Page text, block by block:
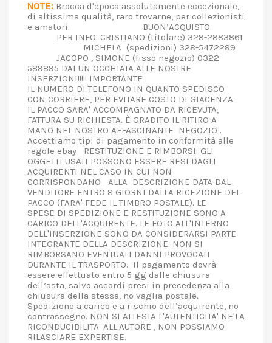
NOTE: Brocca d'epoca assolutamente eccezionale,
di altissima qualità, raro trovarne, per collezionisti
e amatori. BUON’ACQUISTO
PER INFO: CRISTIANO (titolare) 328-2883861
MICHELA (spedizioni) 328-5472289
JACOPO , SIMONE (fisso negozio) 0322-
589895 DAI UN OCCHIATA ALLE NOSTRE
INSERZIONI!!!!! IMPORTANTE
IL NUMERO DI TELEFONO IN QUANTO SPEDISCO
CON CORRIERE, PER EVITARE COSTO DI GIACENZA.
IL PACCO SARA' ACCOMPAGNATO DA RICEVUTA,
FATTURA SU RICHIESTA. È GRADITO IL RITIRO A
MANO NEL NOSTRO AFFASCINANTE NEGOZIO .
Accettiamo tipi di pagamento in conformità alle
regole ebay RESTITUZIONE E RIMBORSI: GLI
OGGETTI USATI POSSONO ESSERE RESI DAGLI
ACQUIRENTI NEL CASO IN CUI NON
CORRISPONDANO ALLA DESCRIZIONE DATA DAL
VENDITORE ENTRO 8 GIORNI DALLA RICEZIONE DEL
PACCO (FARA' FEDE IL TIMBRO POSTALE). LE
SPESE DI SPEDIZIONE E RESTITUZIONE SONO A
CARICO DELL'ACQUIRENTE. LE FOTO ALL'INTERNO
DELL'INSERZIONE SONO DA CONSIDERARSI PARTE
INTEGRANTE DELLA DESCRIZIONE. NON SI
RIMBORSANO EVENTUALI DANNI PROVOCATI
DURANTE IL TRASPORTO. Il pagamento dovrà
essere effettuato entro 5 gg dalle chiusura
dell’asta, salvo accordi presi in precedenza alla
chiusura della stessa, no vaglia postale.
Spedizione a carico e a rischio dell’acquirente, no
contrassegno. NON SI ATTESTA L'AUTENTICITA' NE'LA
RICONDUCIBILITA' ALL'AUTORE , NON POSSIAMO
RILASCIARE EXPERTISE.